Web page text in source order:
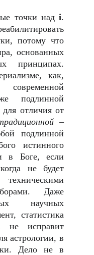
точки над i.
потому что
основанных
принципах.
как,
подлинной
отличия от
–
подлинной
истинного
в Боге, если
не будет
Даже
научных
статистика
не исправит
астрологии, в
Дело не в